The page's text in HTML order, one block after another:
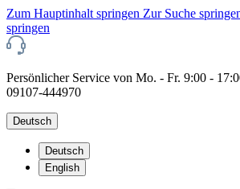
Zum Hauptinhalt springen Zur Suche
springen
Persönlicher Service von Mo. - Fr. 9:00 -
09107-444970
Deutsch
Deutsch
English